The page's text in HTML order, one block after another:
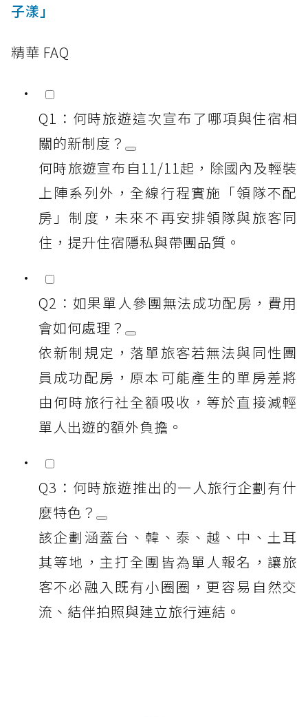
子漾」
精華 FAQ
Q1：何時旅遊這次宣布了哪項與住宿相
關的新制度？
何時旅遊宣布自11/11起，除國內及輕裝
上陣系列外，全線行程實施「領隊不配
房」制度，未來不再安排領隊與旅客同
住，提升住宿隱私與帶團品質。
Q2：如果單人參團無法成功配房，費用
會如何處理？
依新制規定，落單旅客若無法與同性團
員成功配房，原本可能產生的單房差將
由何時旅行社全額吸收，等於直接減輕
單人出遊的額外負擔。
Q3：何時旅遊推出的一人旅行企劃有什
麼特色？
該企劃涵蓋台、韓、泰、越、中、土耳
其等地，主打全團皆為單人報名，讓旅
客不必融入既有小圈圈，更容易自然交
流、結伴拍照與建立旅行連結。